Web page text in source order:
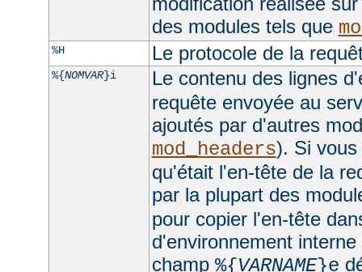
des modules tels que
%H Le protocole de la
%{NOMVAR}i
Le contenu des lignes
requête envoyée au
ajoutés par d'autres
mod_headers). Si
qu'était l'en-tête de la
par la plupart des
pour copier l'en-tête
d'environnement
champ %{VARNAME}e